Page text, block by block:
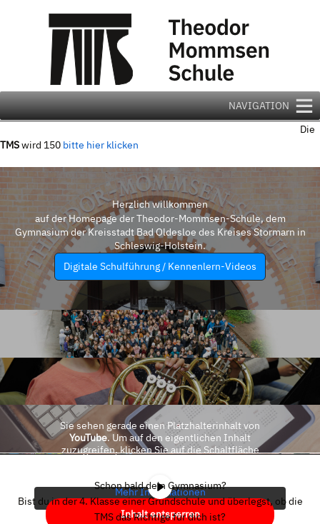
NAVIGATION
Die
TMSwird 150 bitte hier klicken
Herzlich willkommen
auf der Homepage der Theodor-Mommsen-Schule, dem
Gymnasium der Kreisstadt Bad Oldesloe des Kreises Stormarn in
Schleswig-Holstein.
Digitale Schulführung / Kennenlern-Videos
Sie sehen gerade einen Platzhalterinhalt von
YouTube. Um auf den eigentlichen Inhalt
zuzugreifen, klicken Sie auf die Schaltfläche
Mehr Informationen
Inhalt entsperren
Schon bald dein Gymnasium?
Bist du in der 4. Klasse einer Grundschule und überlegst, ob die
TMS das Richtige für dich ist?